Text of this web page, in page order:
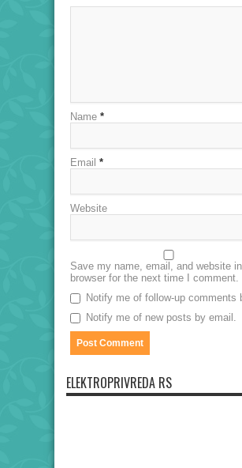
Name *
Email *
Website
Save my name, email, and website
browser for the next time I comment.
Notify me of follow-up comments
Notify me of new posts by email.
ELEKTROPRIVREDA RS